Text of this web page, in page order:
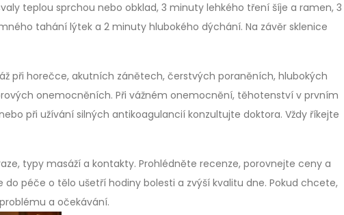
teplou sprchou nebo obklad, 3 minuty lehkého tření šíje a ramen, 3
tahání lýtek a 2 minuty hlubokého dýchání. Na závěr sklenice
při horečce, akutních zánětech, čerstvých poraněních, hlubokých
onemocněních. Při vážném onemocnění, těhotenství v prvním
při užívání silných antikoagulancií konzultujte doktora. Vždy říkejte
typy masáží a kontakty. Prohlédněte recenze, porovnejte ceny a
do péče o tělo ušetří hodiny bolesti a zvýší kvalitu dne. Pokud chcete,
a očekávání.